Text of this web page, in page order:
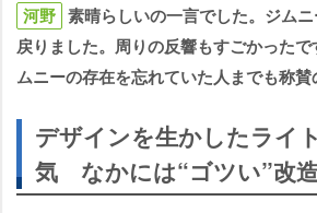
河野 素晴らしいの一言でした。ジム
戻りました。周りの反響もすごかった
ムニーの存在を忘れていた人までも称賛
デザインを生かしたライ
気 なかには“ゴツい”改